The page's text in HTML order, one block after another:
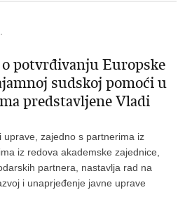
potvrđivanju Europske
sudskoj pomoći u
predstavljene Vladi
uprave, zajedno s partnerima iz
iz redova akademske zajednice,
partnera, nastavlja rad na
i unaprjeđenje javne uprave